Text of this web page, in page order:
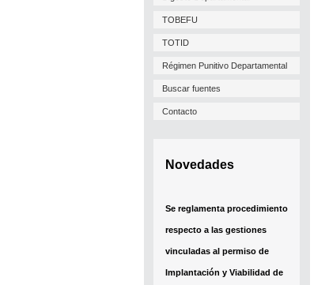
TOBEFU
TOTID
Régimen Punitivo Departamental
Buscar fuentes
Contacto
Novedades
Se reglamenta procedimiento
respecto a las gestiones
vinculadas al permiso de
Implantación y Viabilidad de